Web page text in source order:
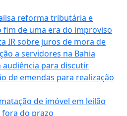
reforma tributária e
fim de uma era do improviso
IR sobre juros de mora de
a servidores na Bahia
audiência para discutir
de emendas para realização
de imóvel em leilão
do prazo